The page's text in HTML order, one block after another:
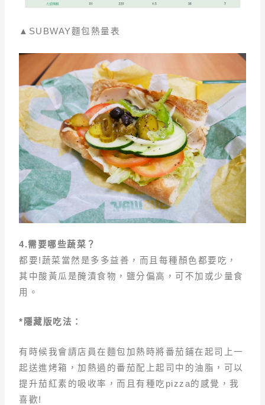
▲SUBWAY麵包熱量表
4.需要哪些蔬菜？
都要!蔬菜當然是多多益善，而且每種顏色都要吃，
其中酸黃瓜是醃漬食物，鹽分偏高，可不加或少量食
用。
*隱藏版吃法：
有時候我會請店員在麵包加熱時將番茄鋪在起司上一
起送進烤箱，加熱過的番茄配上起司中的油脂，可以
提升茄紅素的吸收率，而且有種吃pizza的感覺，我
喜歡!